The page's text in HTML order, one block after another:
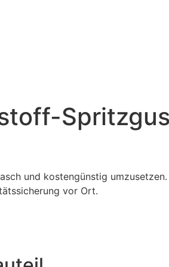
und kostengünstig
vor Ort.